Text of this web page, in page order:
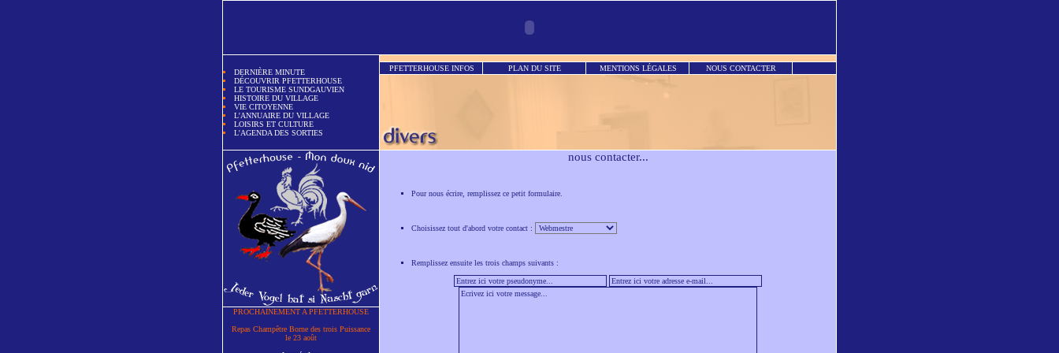
DERNIÈRE MINUTE
DÉCOUVRIR PFETTERHOUSE
LE TOURISME SUNDGAUVIEN
HISTOIRE DU VILLAGE
VIE CITOYENNE
L'ANNUAIRE DU VILLAGE
LOISIRS ET CULTURE
L'AGENDA DES SORTIES
PFETTERHOUSE INFOS PLAN DU SITE MENTIONS LÉGALES NOUS CONTACTER
PROCHAINEMENT A PFETTERHOUSE
Repas Champêtre Borne des trois Puissance
le 23 août
nous contacter...
Pour nous écrire, remplissez ce petit formulaire.
Choisissez tout d'abord votre contact :
Remplissez ensuite les trois champs suivants :